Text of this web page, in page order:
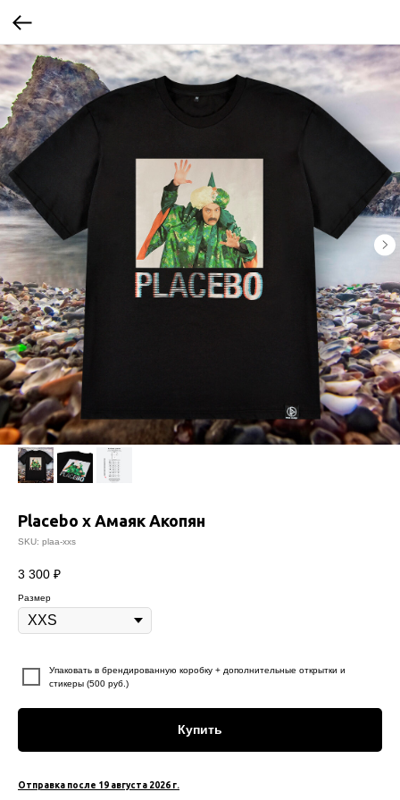
Placebo x Амаяк Акопян
SKU: plaa-xxs
3 300 ₽
Размер
Упаковать в брендированную коробку + дополнительные открытки и
стикеры (500 руб.)
Купить
Отправка после 19 августа 2026 г.